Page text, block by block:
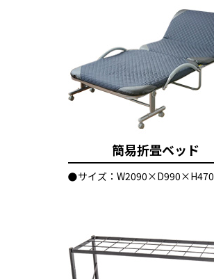
簡易折畳ベッド
サイズ：W2090×D990×H470